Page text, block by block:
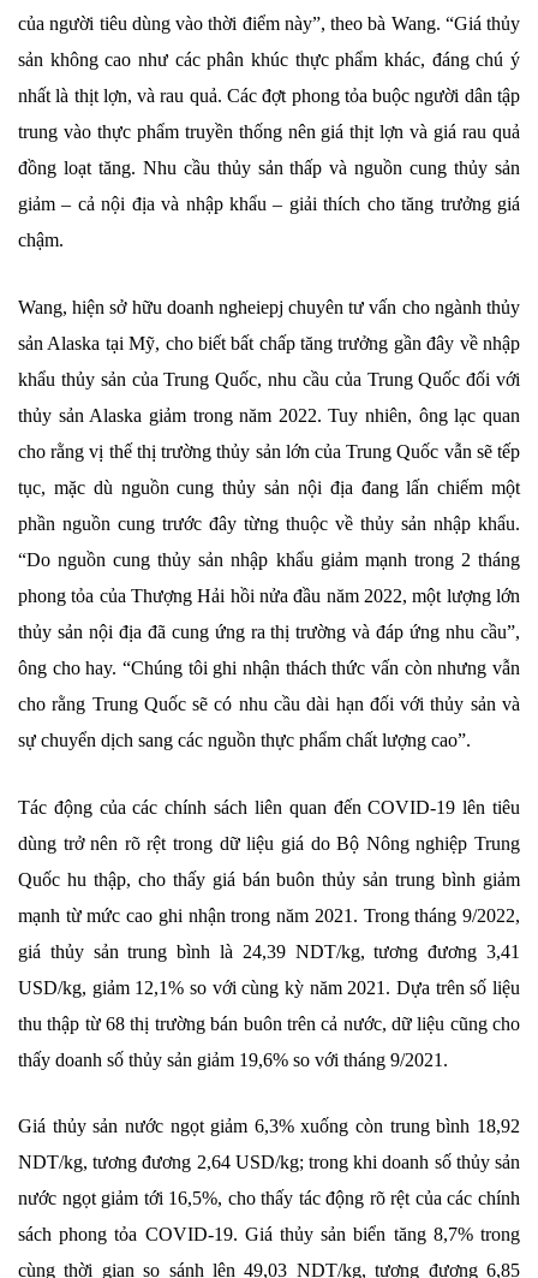
của người tiêu dùng vào thời điểm này”, theo bà Wang. “Giá thủy
sản không cao như các phân khúc thực phẩm khác, đáng chú ý
nhất là thịt lợn, và rau quả. Các đợt phong tỏa buộc người dân tập
trung vào thực phẩm truyền thống nên giá thịt lợn và giá rau quả
đồng loạt tăng. Nhu cầu thủy sản thấp và nguồn cung thủy sản
giảm – cả nội địa và nhập khẩu – giải thích cho tăng trưởng giá
chậm.
Wang, hiện sở hữu doanh ngheiepj chuyên tư vấn cho ngành thủy
sản Alaska tại Mỹ, cho biết bất chấp tăng trưởng gần đây về nhập
khẩu thủy sản của Trung Quốc, nhu cầu của Trung Quốc đối với
thủy sản Alaska giảm trong năm 2022. Tuy nhiên, ông lạc quan
cho rằng vị thế thị trường thủy sản lớn của Trung Quốc vẫn sẽ tếp
tục, mặc dù nguồn cung thủy sản nội địa đang lấn chiếm một
phần nguồn cung trước đây từng thuộc về thủy sản nhập khẩu.
“Do nguồn cung thủy sản nhập khẩu giảm mạnh trong 2 tháng
phong tỏa của Thượng Hải hồi nửa đầu năm 2022, một lượng lớn
thủy sản nội địa đã cung ứng ra thị trường và đáp ứng nhu cầu”,
ông cho hay. “Chúng tôi ghi nhận thách thức vấn còn nhưng vẫn
cho rằng Trung Quốc sẽ có nhu cầu dài hạn đối với thủy sản và
sự chuyển dịch sang các nguồn thực phẩm chất lượng cao”.
Tác động của các chính sách liên quan đến COVID-19 lên tiêu
dùng trở nên rõ rệt trong dữ liệu giá do Bộ Nông nghiệp Trung
Quốc hu thập, cho thấy giá bán buôn thủy sản trung bình giảm
mạnh từ mức cao ghi nhận trong năm 2021. Trong tháng 9/2022,
giá thủy sản trung bình là 24,39 NDT/kg, tương đương 3,41
USD/kg, giảm 12,1% so với cùng kỳ năm 2021. Dựa trên số liệu
thu thập từ 68 thị trường bán buôn trên cả nước, dữ liệu cũng cho
thấy doanh số thủy sản giảm 19,6% so với tháng 9/2021.
Giá thủy sản nước ngọt giảm 6,3% xuống còn trung bình 18,92
NDT/kg, tương đương 2,64 USD/kg; trong khi doanh số thủy sản
nước ngọt giảm tới 16,5%, cho thấy tác động rõ rệt của các chính
sách phong tỏa COVID-19. Giá thủy sản biển tăng 8,7% trong
cùng thời gian so sánh lên 49,03 NDT/kg, tương đương 6,85